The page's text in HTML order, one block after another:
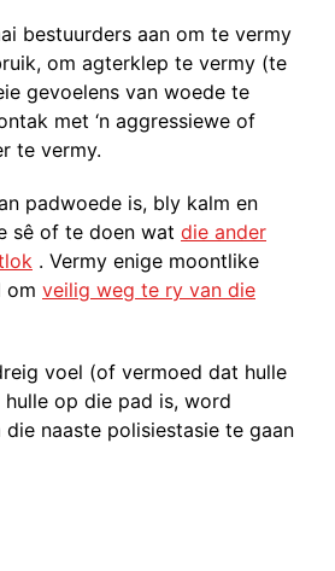
bestuurders aan om te vermy
om agterklep te vermy (te
gevoelens van woede te
met ‘n aggressiewe of
te vermy.
padwoede is, bly kalm en
sê of te doen wat die ander
. Vermy enige moontlike
om veilig weg te ry van die
voel (of vermoed dat hulle
op die pad is, word
naaste polisiestasie te gaan